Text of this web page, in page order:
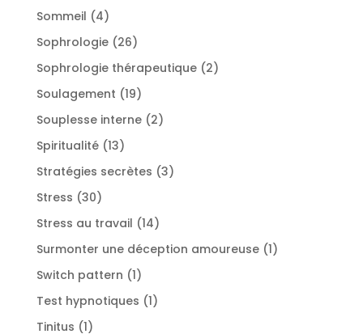
Sommeil 44
produits
Sophrologie 2626
produits
Sophrologie thérapeutique 22
Soulagement 1919
produits
Souplesse interne 22
Spiritualité 1313
produits
Stratégies secrètes 33
Stress 3030
produits
Stress au travail 1414
produits
Surmonter une déception amoureuse 11
Switch pattern 11
produit
Test hypnotiques 11
Tinitus 11